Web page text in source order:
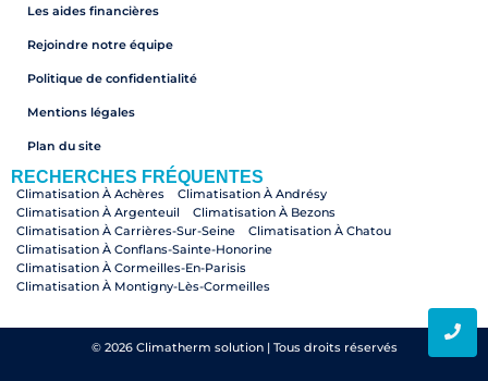
Les aides financières
Rejoindre notre équipe
Politique de confidentialité
Mentions légales
Plan du site
RECHERCHES FRÉQUENTES
Climatisation À Achères
Climatisation À Andrésy
Climatisation À Argenteuil
Climatisation À Bezons
Climatisation À Carrières-Sur-Seine
Climatisation À Chatou
Climatisation À Conflans-Sainte-Honorine
Climatisation À Cormeilles-En-Parisis
Climatisation À Montigny-Lès-Cormeilles
Climatisation À Le Mesnil-Le-Roi
Climatisation À Le Pecq
Climatisation À Maisons-Laffitte
© 2026 Climatherm solution | Tous droits réservés